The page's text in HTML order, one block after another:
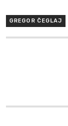
GREGOR ČEGLAJ